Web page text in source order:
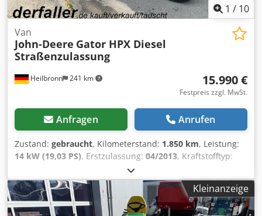
1 / 10
Heilbronn 241 km
Van
John-Deere Gator HPX Diesel
Straßenzulassung
15.990 €
Festpreis zzgl. MwSt.
Anfragen Anrufen
Zustand: gebraucht, Kilometerstand: 1.850 km, Leistung:
14 kW (19,03 PS), Erstzulassung: 04/2013, Kraftstofftyp:
1.385 kg
mechanisch, Federung:Sonstige, Anzahl der Sitzplätze:2,
Betriebsstunden:
1.850 h , Ausstattung:
Allradantrieb,
Anhängerkupplung, 1. Hand, Straßenzulassung
Kleinanzeige